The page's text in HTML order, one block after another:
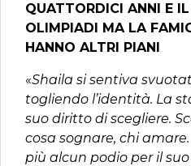
QUATTORDICI ANNI E
OLIMPIADI MA LA
HANNO ALTRI PIANI
«Shaila si sentiva
togliendo l’identità. La
suo diritto di scegliere.
cosa sognare, chi
più alcun podio per il suo